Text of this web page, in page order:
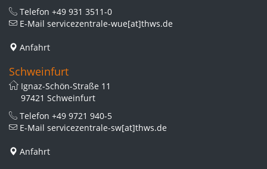
Telefon +49 931 3511-0
E-Mail servicezentrale-wue[at]thws.de
Anfahrt
Schweinfurt
Ignaz-Schön-Straße 11
97421 Schweinfurt
Telefon +49 9721 940-5
E-Mail servicezentrale-sw[at]thws.de
Anfahrt